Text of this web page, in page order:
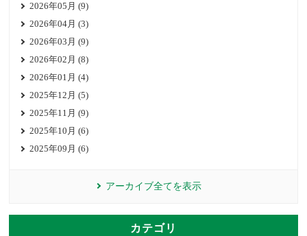
2026年05月 (9)
2026年04月 (3)
2026年03月 (9)
2026年02月 (8)
2026年01月 (4)
2025年12月 (5)
2025年11月 (9)
2025年10月 (6)
2025年09月 (6)
アーカイブ全てを表示
カテゴリ